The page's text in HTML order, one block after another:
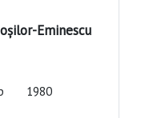
Eminescu
1980